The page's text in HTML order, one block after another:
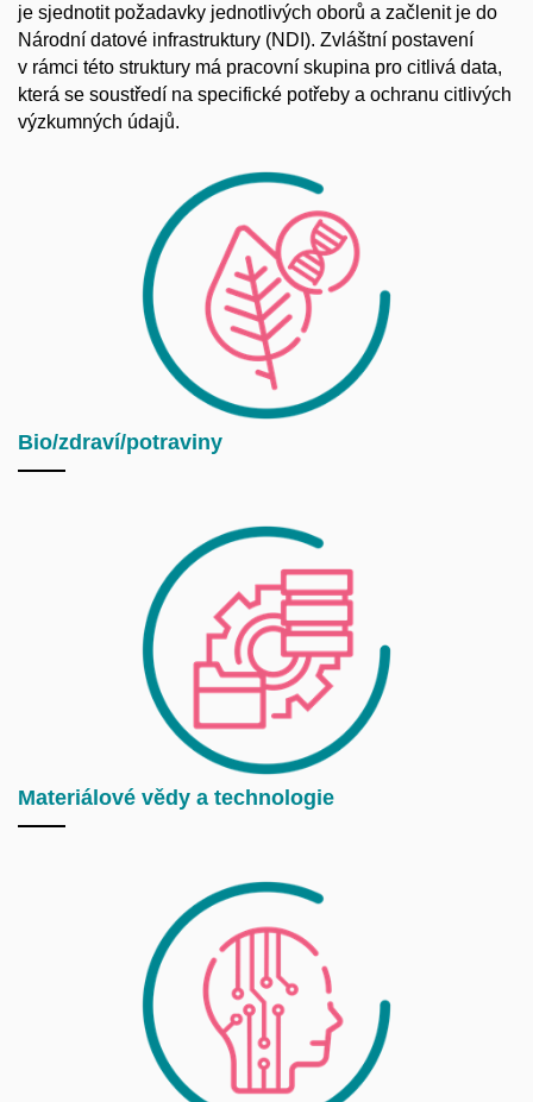
je sjednotit požadavky jednotlivých oborů a začlenit je do
Národní datové infrastruktury (NDI). Zvláštní postavení
v rámci této struktury má pracovní skupina pro citlivá data,
která se soustředí na specifické potřeby a ochranu citlivých
výzkumných údajů.
Bio/zdraví/potraviny
Materiálové vědy a technologie